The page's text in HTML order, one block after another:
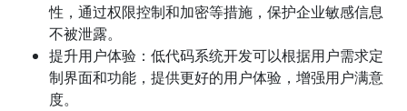
性，通过权限控制和加密等措施，保护企业敏感信息
不被泄露。
提升用户体验：低代码系统开发可以根据用户需求定
制界面和功能，提供更好的用户体验，增强用户满意
度。